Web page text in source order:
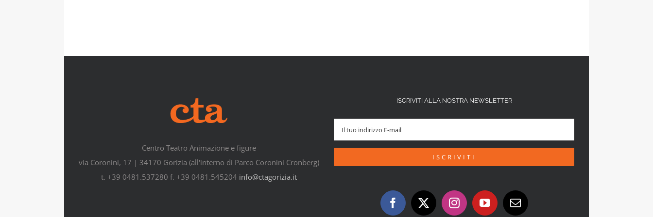
Centro Teatro Animazione e figure
via Coronini, 17 | 34170 Gorizia (all'interno di Parco Coronini Cronberg)
t. +39 0481.537280 f. +39 0481.545204 info@ctagorizia.it
ISCRIVITI ALLA NOSTRA NEWSLETTER